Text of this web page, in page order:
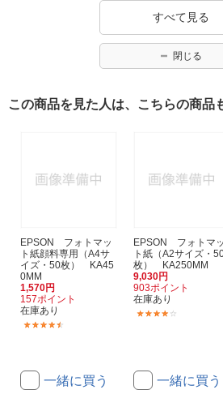
すべて見る
閉じる
この商品を見た人は、こちらの商品
EPSON フォトマッ
ト紙顔料専用（A4サ
イズ・50枚） KA45
0MM
1,570円
157ポイント
在庫あり
一緒に買う
EPSON フォトマッ
ト紙（A2サイズ・
枚） KA250MM
9,030円
903ポイント
在庫あり
一緒に買う